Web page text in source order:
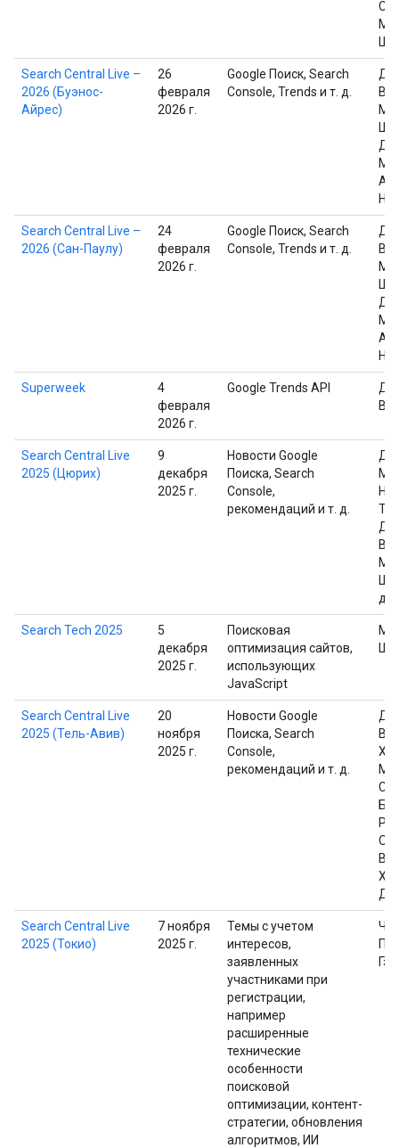
Search Central Live –
2026 (Буэнос-
Айрес)
26
февраля
2026 г.
Google Поиск, Search
Console, Trends и т. д.
Search Central Live –
2026 (Сан-Паулу)
24
февраля
2026 г.
Google Поиск, Search
Console, Trends и т. д.
Superweek
4
февраля
2026 г.
Google Trends API
Search Central Live
2025 (Цюрих)
9
декабря
2025 г.
Новости Google
Поиска, Search
Console,
рекомендаций и т. д.
Search Tech 2025
5
декабря
2025 г.
Поисковая
оптимизация сайтов,
использующих
JavaScript
Search Central Live
2025 (Тель-Авив)
20
ноября
2025 г.
Новости Google
Поиска, Search
Console,
рекомендаций и т. д.
Search Central Live
2025 (Токио)
7 ноября
2025 г.
Темы с учетом
интересов,
заявленных
участниками при
регистрации,
например
расширенные
технические
особенности
поисковой
оптимизации, контент-
стратегии, обновления
алгоритмов, ИИ